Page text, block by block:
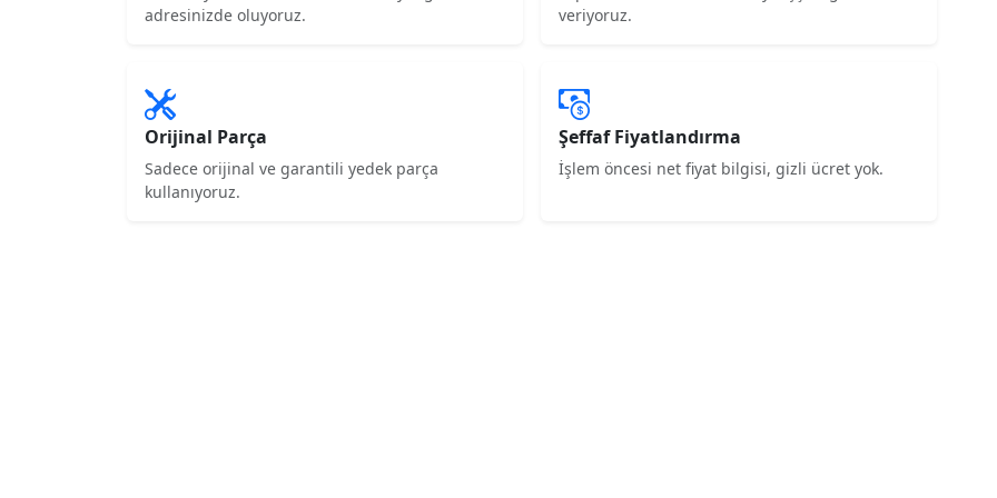
adresinizde oluyoruz.
veriyoruz.
Orijinal Parça
Sadece orijinal ve garantili yedek parça
kullanıyoruz.
Şeffaf Fiyatlandırma
İşlem öncesi net fiyat bilgisi, gizli ücret yok.